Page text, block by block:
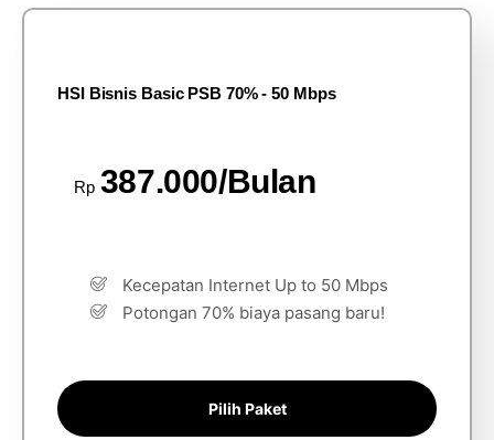
HSI Bisnis Basic PSB 70% - 50 Mbps
Rp 387.000/Bulan
Kecepatan Internet Up to 50 Mbps
Potongan 70% biaya pasang baru!
Pilih Paket